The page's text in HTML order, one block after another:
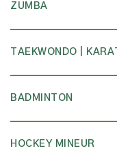
ZUMBA
TAEKWONDO |
BADMINTON
HOCKEY MINEUR